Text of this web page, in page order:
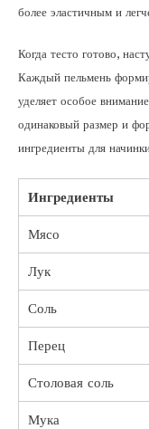
более эластичным и
Когда тесто готово,
Каждый пельмень
уделяет особое
одинаковый размер и
ингредиенты для
Ингредиенты
Мясо
Лук
Соль
Перец
Столовая соль
Мука